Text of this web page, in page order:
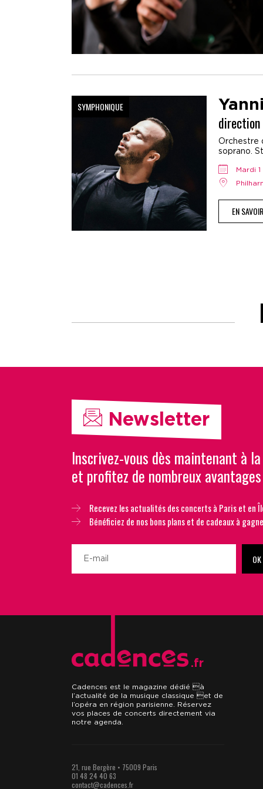
SYMPHONIQUE
direction
Orchestre
soprano.
EN
Newsletter
Inscrivez-vous dès maintenant à
et profitez de nombreux avantages
Recevez les actualités des concerts à Paris et en
Bénéficiez de nos bons plans et de cadeaux à
OK
.fr
Cadences est le magazine dédié à
l’actualité de la musique classique et de
l’opéra en région parisienne. Réservez
vos places de concerts directement via
notre agenda.
21, rue Bergère • 75009 Paris
01 48 24 40 63
contact@cadences.fr